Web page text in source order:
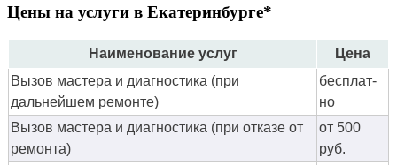
Цены на услуги в Екатеринбурге*
Наименование услуг
Цена
Вызов мастера и диагностика (при
дальнейшем ремонте)
бес­плат­
но
Вызов мастера и диагностика (при отказе от
ремонта)
от 500
руб.